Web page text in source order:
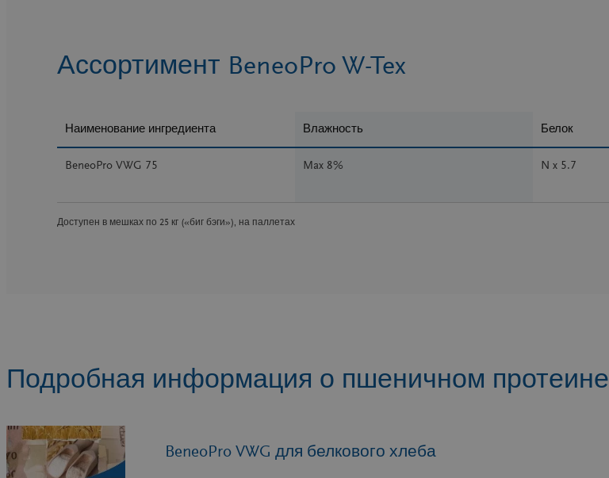
Ассортимент BeneoPro W-Tex
Наименование ингредиента Влажность Белок
BeneoPro VWG 75 Max 8% N x 5.7
Доступен в мешках по 25 кг («биг бэги»), на паллетах
Подробная информация о пшеничном протеине
BeneoPro VWG для белкового хлеба